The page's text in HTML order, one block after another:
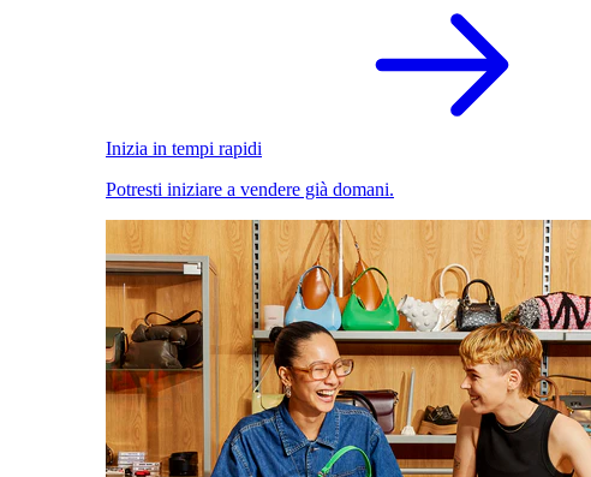
Inizia in tempi rapidi
Potresti iniziare a vendere già domani.